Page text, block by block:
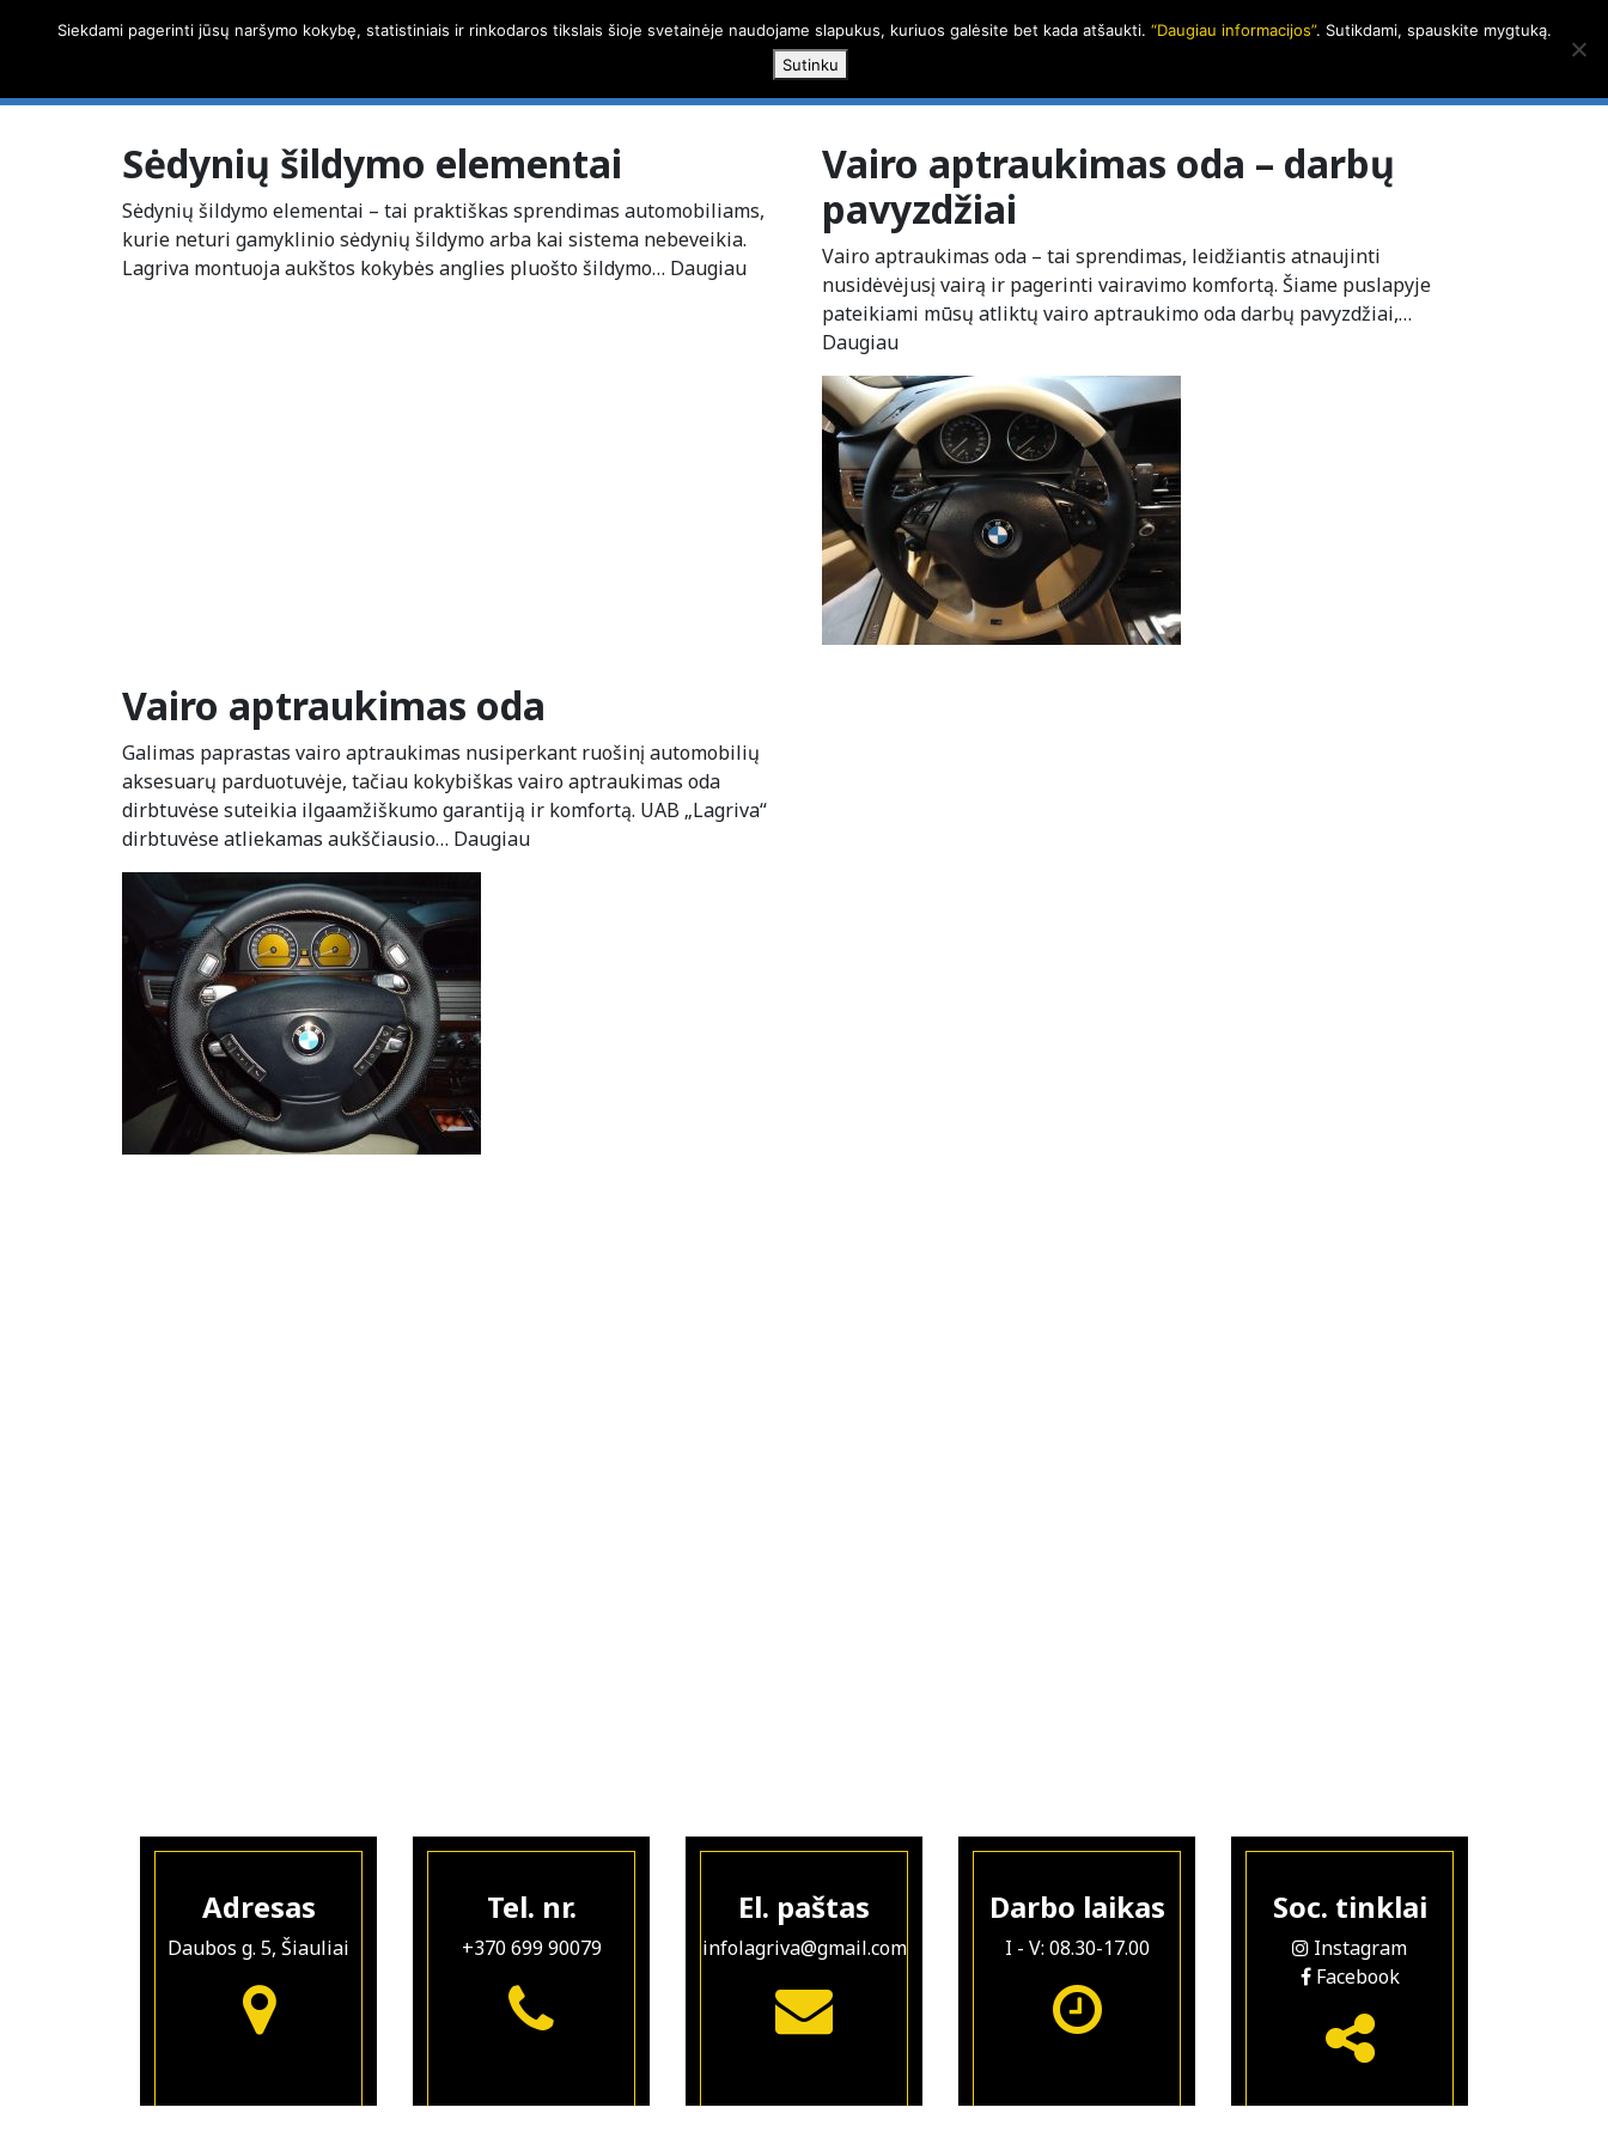
Sėdynių šildymo elementai
Sėdynių šildymo elementai – tai praktiškas sprendimas automobiliams,
kurie neturi gamyklinio sėdynių šildymo arba kai sistema nebeveikia.
Lagriva montuoja aukštos kokybės anglies pluošto šildymo… Daugiau
Vairo aptraukimas oda – darbų
pavyzdžiai
Vairo aptraukimas oda – tai sprendimas, leidžiantis atnaujinti
nusidėvėjusį vairą ir pagerinti vairavimo komfortą. Šiame puslapyje
pateikiami mūsų atliktų vairo aptraukimo oda darbų pavyzdžiai,…
Daugiau
Vairo aptraukimas oda
Galimas paprastas vairo aptraukimas nusiperkant ruošinį automobilių
aksesuarų parduotuvėje, tačiau kokybiškas vairo aptraukimas oda
dirbtuvėse suteikia ilgaamžiškumo garantiją ir komfortą. UAB „Lagriva“
dirbtuvėse atliekamas aukščiausio… Daugiau
Adresas
Daubos g. 5, Šiauliai
Tel. nr.
+370 699 90079
El. paštas
infolagriva@gmail.com
Darbo laikas
I - V: 08.30-17.00
Soc. tinklai
Instagram
Facebook
Siekdami pagerinti jūsų naršymo kokybę, statistiniais ir rinkodaros tikslais šioje svetainėje naudojame slapukus, kuriuos galėsite bet kada atšaukti. “Daugiau informacijos”. Sutikdami, spauskite mygtuką.
Sutinku